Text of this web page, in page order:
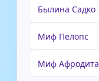
Былина Садко
Миф Пелопс
Миф Афродита